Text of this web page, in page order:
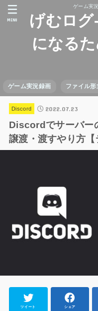
ゲーム実
げむログ
になる
ゲーム実況録画 ファイル形
MENU
Discord 2022.07.23
Discordでサーバー
譲渡・渡すやり方【
ツイート シェア